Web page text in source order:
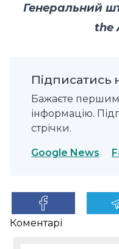
Генеральний
the
Підписатись
Бажаєте
інформацію.
стрічки.
Google News
Коментарі